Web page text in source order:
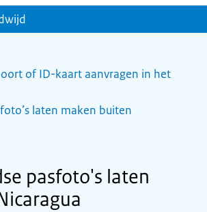
of ID-kaart aanvragen in het
laten maken buiten
pasfoto's laten